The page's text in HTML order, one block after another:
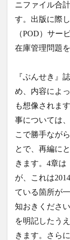
ニファイル合
す。出版に際
（POD）サー
在庫管理問題
『ぶんせき』
め、内容によ
も想像されま
事については
こで勝手なが
とで、再編に
きます。4章は
が、これは
ている箇所が
知おきくださ
を明記したう
きます。さら